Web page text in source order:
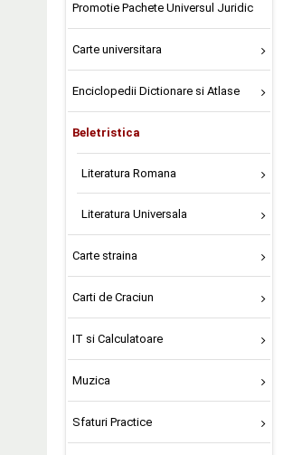
Promotie Pachete Universul Juridic
Carte universitara
Enciclopedii Dictionare si Atlase
Beletristica
Literatura Romana
Literatura Universala
Carte straina
Carti de Craciun
IT si Calculatoare
Muzica
Sfaturi Practice